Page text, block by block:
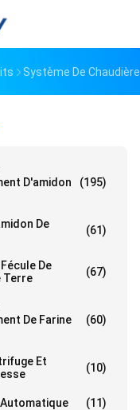
Système De Chaudière
D'amidon
(195)
De
(61)
De
Terre
(67)
De Farine
(60)
Et
(10)
(11)